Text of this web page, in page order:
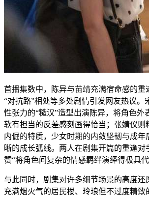
首播集数中，陈异与苗靖充满宿命感的重
“对抗路”相处等多处剧情引发网友热议。
性张力的“糙汉”造型出演陈异，将角色外
软有担当的反差感刻画得恰当；张婧仪则
内倔的特质，少女时期的内敛坚韧与成年
晰的成长弧线。两人在剧集开篇的重逢对
赞“将角色间复杂的情感羁绊演绎得极具代
与此同时，剧集对许多细节场景的高度还
充满烟火气的居民楼、玲琅但不过度精致